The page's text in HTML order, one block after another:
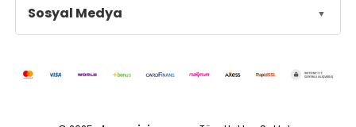
Sosyal Medya